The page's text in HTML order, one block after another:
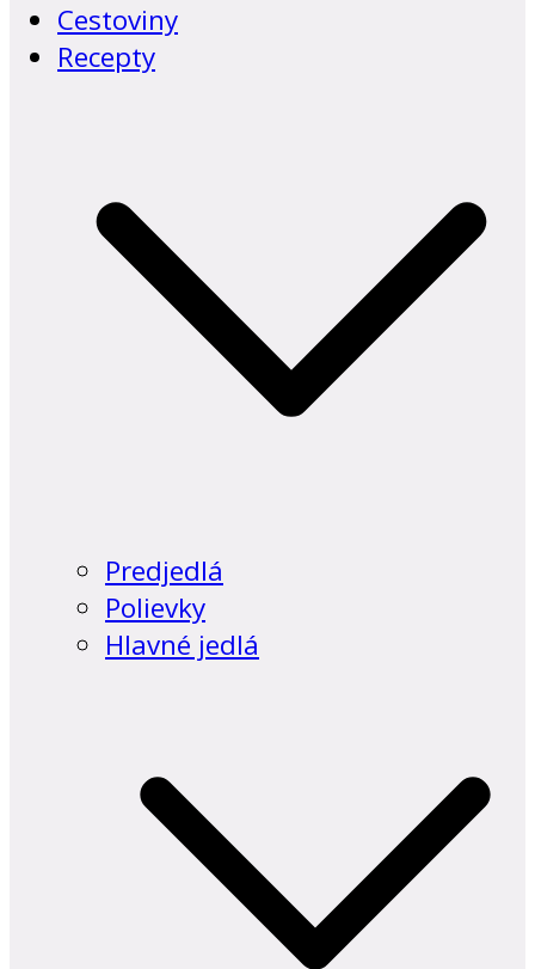
Cestoviny
Recepty
Predjedlá
Polievky
Hlavné jedlá